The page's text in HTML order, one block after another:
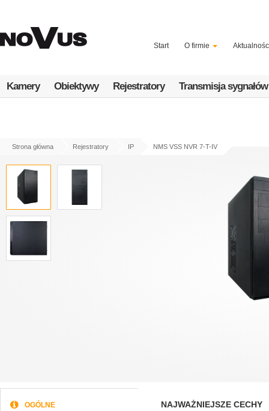
Start
O firmie
Kamery Obiektywy Rejestratory Transmisja sygnałów
Strona główna Rejestratory IP NMS VSS NVR 7-T-IV
OGÓLNE NAJWAŻNIEJSZE CECHY